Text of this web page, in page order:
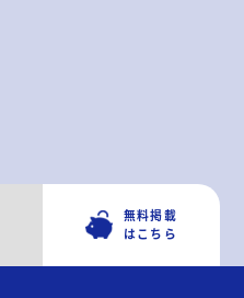
無料掲載
はこちら